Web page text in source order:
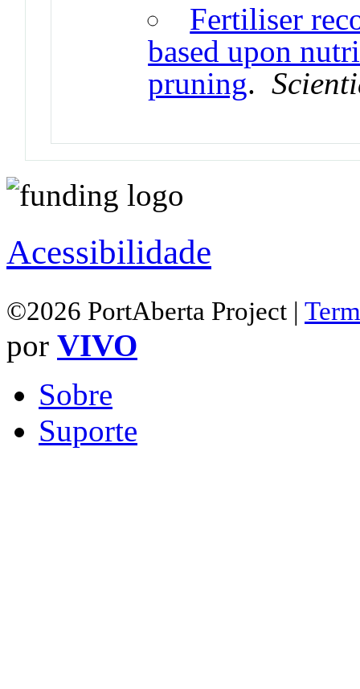
Fertiliser
based upon
pruning.
Acessibilidade
©2026 PortAberta Project |
por VIVO
Sobre
Suporte